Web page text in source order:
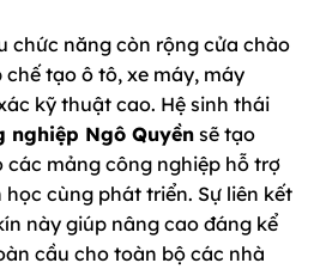
chức năng còn rộng cửa chào
tạo ô tô, xe máy, máy
kỹ thuật cao. Hệ sinh thái
nghiệp Ngô Quyền sẽ tạo
các mảng công nghiệp hỗ trợ
cùng phát triển. Sự liên kết
này giúp nâng cao đáng kể
cầu cho toàn bộ các nhà